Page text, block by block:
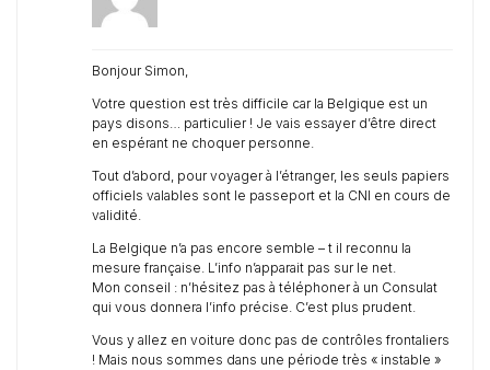
Bonjour Simon,
Votre question est très difficile car la Belgique est un
pays disons… particulier ! Je vais essayer d’être direct
en espérant ne choquer personne.
Tout d’abord, pour voyager à l’étranger, les seuls papiers
officiels valables sont le passeport et la CNI en cours de
validité.
La Belgique n’a pas encore semble – t il reconnu la
mesure française. L’info n’apparait pas sur le net.
Mon conseil : n’hésitez pas à téléphoner à un Consulat
qui vous donnera l’info précise. C’est plus prudent.
Vous y allez en voiture donc pas de contrôles frontaliers
! Mais nous sommes dans une période très « instable »